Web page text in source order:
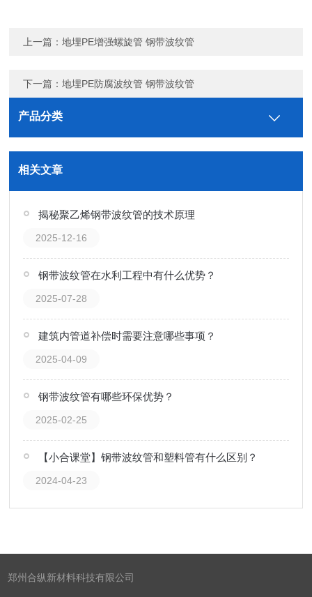
上一篇：地埋PE增强螺旋管 钢带波纹管
下一篇：地埋PE防腐波纹管 钢带波纹管
产品分类
相关文章
揭秘聚乙烯钢带波纹管的技术原理
2025-12-16
钢带波纹管在水利工程中有什么优势？
2025-07-28
建筑内管道补偿时需要注意哪些事项？
2025-04-09
钢带波纹管有哪些环保优势？
2025-02-25
【小合课堂】钢带波纹管和塑料管有什么区别？
2024-04-23
郑州合纵新材料科技有限公司